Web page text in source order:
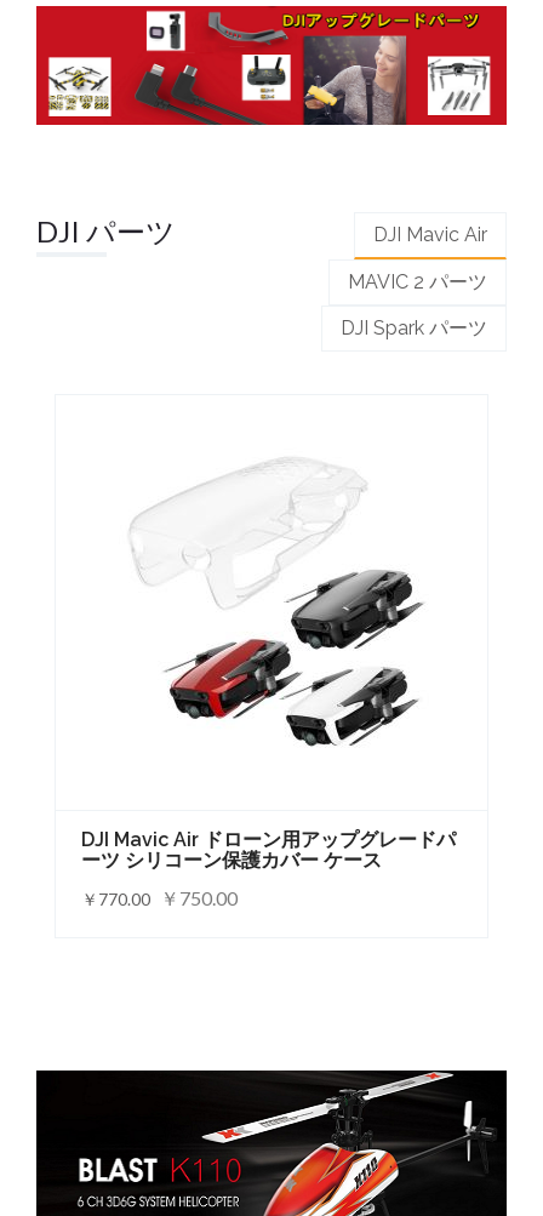
DJI パーツ DJI Mavic Air
MAVIC 2 パーツ
DJI Spark パーツ
DJI Mavic Air ドローン用アップグレードパ
ーツ シリコーン保護カバー ケース
￥770.00 ￥750.00